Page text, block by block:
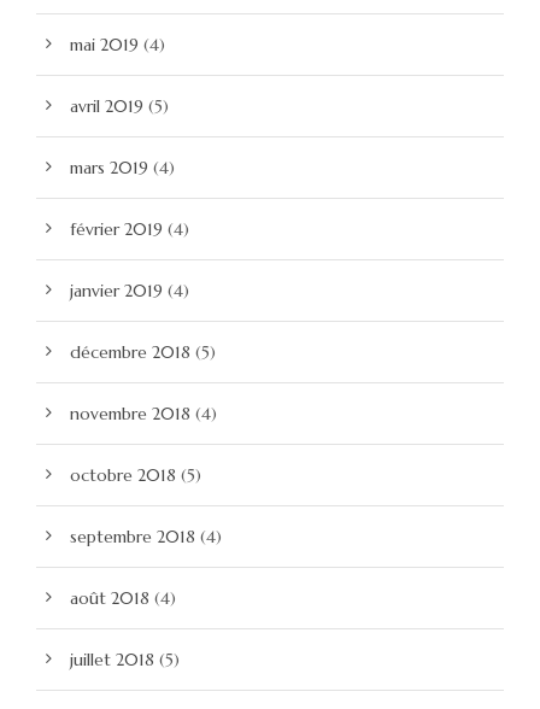
mai 2019 (4)
avril 2019 (5)
mars 2019 (4)
février 2019 (4)
janvier 2019 (4)
décembre 2018 (5)
novembre 2018 (4)
octobre 2018 (5)
septembre 2018 (4)
août 2018 (4)
juillet 2018 (5)